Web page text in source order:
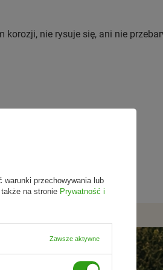
korozji, nie rysuje się, ani nie
oznacza „bułka z masłem”,
warunki przechowywania lub
na stronie Prywatność i
Zawsze aktywne